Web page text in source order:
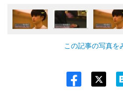
この記事の写真を